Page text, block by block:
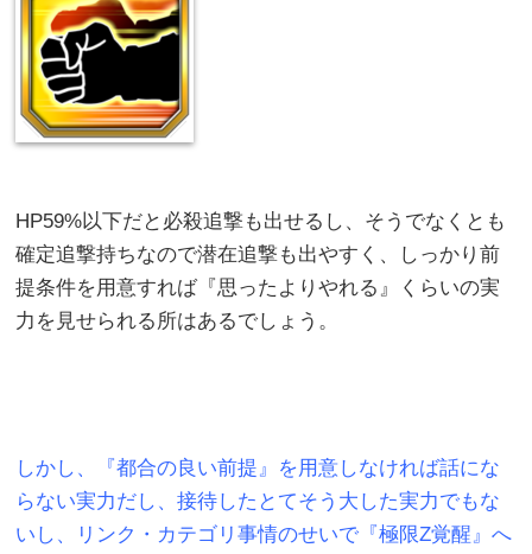
HP59%以下だと必殺追撃も出せるし、そうでなくとも
確定追撃持ちなので潜在追撃も出やすく、しっかり前
提条件を用意すれば『思ったよりやれる』くらいの実
力を見せられる所はあるでしょう。
しかし、『都合の良い前提』を用意しなければ話にな
らない実力だし、接待したとてそう大した実力でもな
いし、リンク・カテゴリ事情のせいで『極限Z覚醒』へ